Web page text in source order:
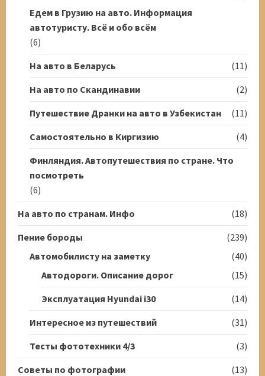
Едем в Грузию на авто. Информация
автотуристу. Всё и обо всём
(6)
На авто в Беларусь
(11)
На авто по Скандинавии
(2)
Путешествие Дранки на авто в Узбекистан
(11)
Самостоятельно в Киргизию
(4)
Финляндия. Автопутешествия по стране. Что
посмотреть
(6)
На авто по странам. Инфо
(18)
Пение бороды
(239)
Автомобилисту на заметку
(40)
Автодороги. Описание дорог
(15)
Эксплуатация Hyundai i30
(14)
Интересное из путешествий
(31)
Тесты фототехники 4/3
(3)
Советы по фотографии
(13)